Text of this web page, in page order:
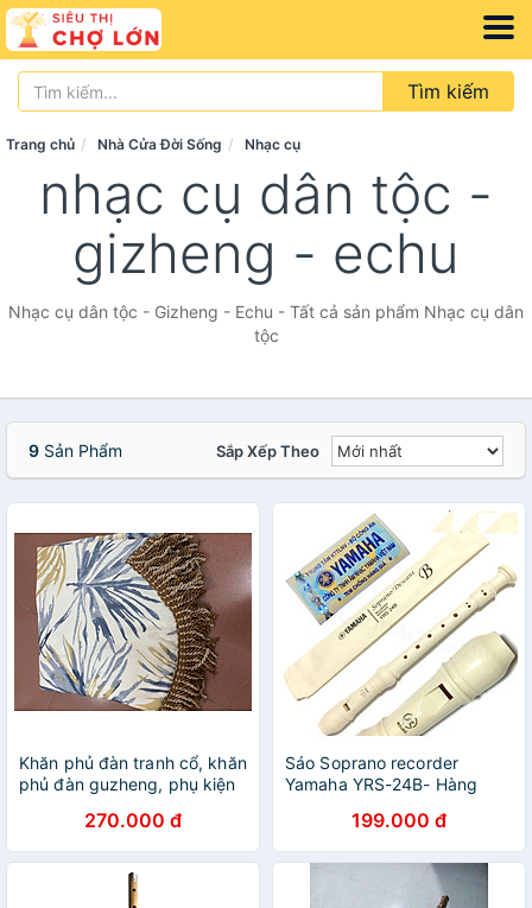
Tìm kiếm
Trang chủ Nhà Cửa Đời Sống Nhạc cụ
nhạc cụ dân tộc -
gizheng - echu
Nhạc cụ dân tộc - Gizheng - Echu - Tất cả sản phẩm Nhạc cụ dân
tộc
9 Sản Phẩm Sắp Xếp Theo
Khăn phủ đàn tranh cổ, khăn
phủ đàn guzheng, phụ kiện
CHÍNH HÃNG270.000 đ
Sáo Soprano recorder
Yamaha YRS-24B- Hàng
199.000 đ